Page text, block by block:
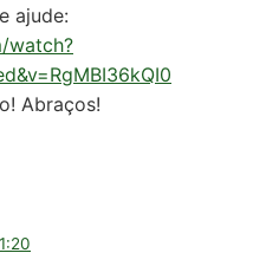
ajude:
watch?
Abraços!